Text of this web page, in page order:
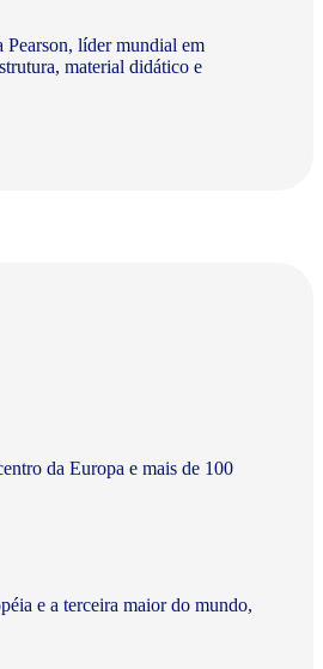
Pearson, líder mundial em
material didático e
da Europa e mais de 100
e a terceira maior do mundo,